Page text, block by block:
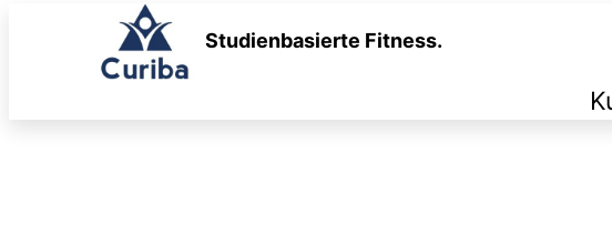
Studienbasierte Fitness.